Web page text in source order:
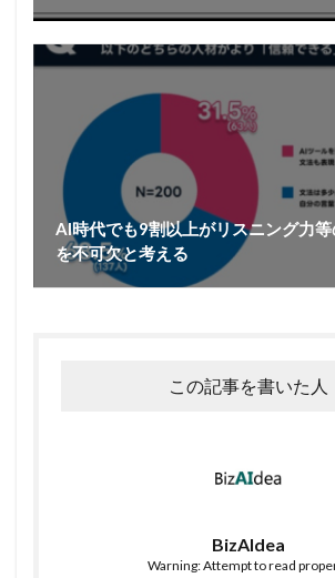
AI時代でも9割以上がリスニング力
を不可欠と考える
この記事を書いた人
BizAIdea
Warning: Attempt to read